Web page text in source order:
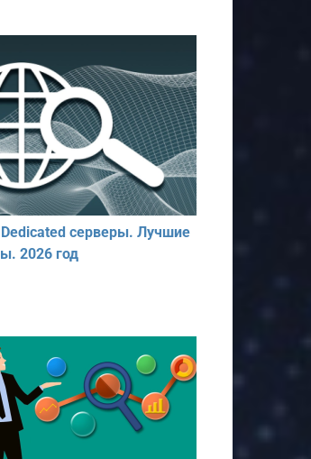
Dedicated серверы. Лучшие
2026 год